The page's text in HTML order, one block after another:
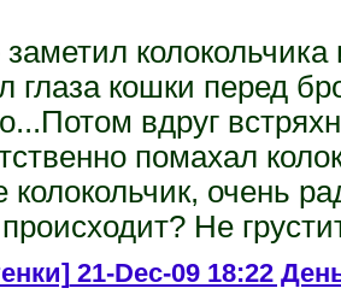
заметил
глаза кошки перед
вдруг
помахал
колокольчик, очень
Не
21-Dec-09 18:22